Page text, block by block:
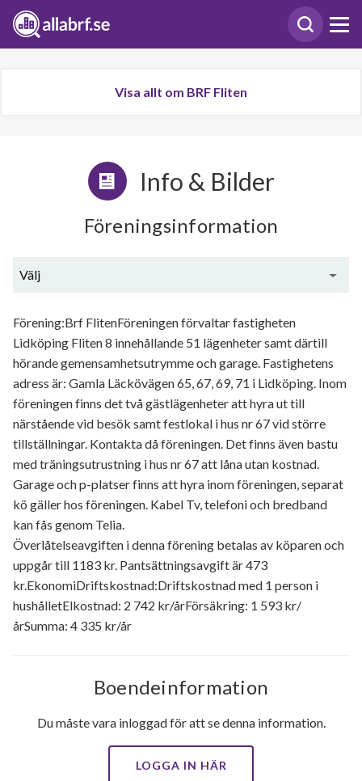
Visa allt om BRF Fliten
Info & Bilder
Föreningsinformation
Välj
Förening:Brf FlitenFöreningen förvaltar fastigheten
Lidköping Fliten 8 innehållande 51 lägenheter samt därtill
hörande gemensamhetsutrymme och garage. Fastighetens
adress är: Gamla Läckövägen 65, 67, 69, 71 i Lidköping. Inom
föreningen finns det två gästlägenheter att hyra ut till
närstående vid besök samt festlokal i hus nr 67 vid större
tillställningar. Kontakta då föreningen. Det finns även bastu
med träningsutrustning i hus nr 67 att låna utan kostnad.
Garage och p-platser finns att hyra inom föreningen, separat
kö gäller hos föreningen. Kabel Tv, telefoni och bredband
kan fås genom Telia.
Överlåtelseavgiften i denna förening betalas av köparen och
uppgår till 1183 kr. Pantsättningsavgift är 473
kr.EkonomiDriftskostnad:Driftskostnad med 1 person i
hushålletElkostnad: 2 742 kr/årFörsäkring: 1 593 kr/
årSumma: 4 335 kr/år
Boendeinformation
Du måste vara inloggad för att se denna information.
LOGGA IN HÄR